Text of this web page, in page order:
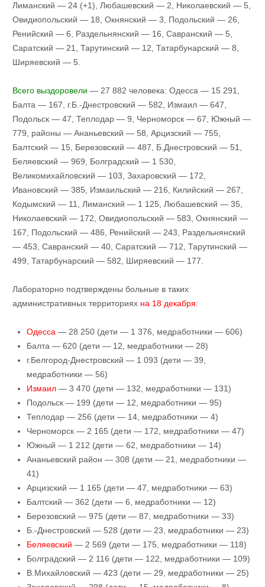
Лиманский — 24 (+1), Любашевский — 2, Николаевский — 5,
Овидиопольский — 18, Окнянский — 3, Подольский — 26,
Ренийский — 6, Раздельнянский — 16, Савранский — 5,
Саратский — 21, Тарутинский — 12, Татарбунарский — 8,
Ширяевский — 5.
Всего выздоровели — 27 882 человека: Одесса — 15 291,
Балта — 167, г.Б.-Днестровский — 582, Измаил — 647,
Подольск — 47, Теплодар — 9, Черноморск — 67, Южный —
779, районы — Ананьевский — 58, Арцизский — 755,
Балтский — 15, Березовский — 487, Б.Днестровский — 51,
Беляевский — 969, Болградский — 1 530,
Великомихайловский — 103, Захаровский — 172,
Ивановский — 385, Измаильский — 216, Килийский — 267,
Кодымский — 11, Лиманский — 1 125, Любашевский — 35,
Николаевский — 172, Овидиопольский — 583, Окнянский —
167, Подольский — 486, Ренийский — 243, Раздельнянский
— 453, Савранский — 40, Саратский — 712, Тарутинский —
499, Татарбунарский — 582, Ширяевский — 177.
Лабораторно подтверждены больные в таких
административных территориях на 18 декабря:
Одесса— 28 250 (дети — 1 376, медработники — 606)
Балта — 620 (дети — 12, медработники — 28)
г.Белгород-Днестровский — 1 093 (дети — 39,
медработники — 56)
Измаил— 3 470 (дети — 132, медработники — 131)
Подольск — 199 (дети — 12, медработники — 95)
Теплодар — 256 (дети — 14, медработники — 4)
Черноморск — 2 165 (дети — 172, медработники — 47)
Южный — 1 212 (дети — 62, медработники — 14)
Ананьевский район — 308 (дети — 21, медработники —
41)
Арцизский — 1 165 (дети — 47, медработники — 63)
Балтский — 362 (дети — 6, медработники — 12)
Березовский — 975 (дети — 87, медработники — 33)
Б.-Днестровский — 528 (дети — 23, медработники — 23)
Беляевский — 2 569 (дети — 175, медработники — 118)
Болградский — 2 116 (дети — 122, медработники — 109)
В.Михайловский — 423 (дети — 29, медработники — 25)